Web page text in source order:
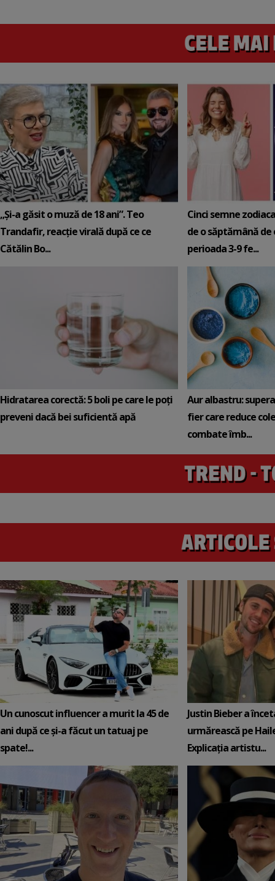
„Și-a găsit o muză de 18 ani”. Teo
Trandafir, reacție virală după ce ce
Cătălin Bo...
Cinci semne
de o săptămână de
perioada 3-9 fe...
Hidratarea corectă: 5 boli pe care le poți
preveni dacă bei suficientă apă
Aur albastru:
fier care reduce
combate îmb...
Un cunoscut influencer a murit la 45 de
ani după ce și-a făcut un tatuaj pe
spate!...
Justin Bieber a
urmărească pe
Explicația artistu...